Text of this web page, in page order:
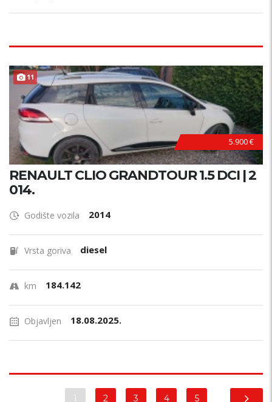
11
5.900 €
RENAULT CLIO GRANDTOUR 1.5 DCI | 2
014.
Godište vozila 2014
Vrsta goriva diesel
km 184.142
Objavljen 18.08.2025.
1 2 3 4 5